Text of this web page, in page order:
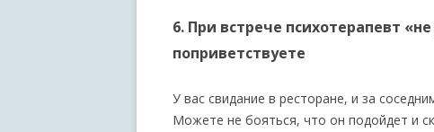
6. При встрече психотерапевт
поприветствуете
У вас свидание в ресторане, и за
Можете не бояться, что он подойдет и